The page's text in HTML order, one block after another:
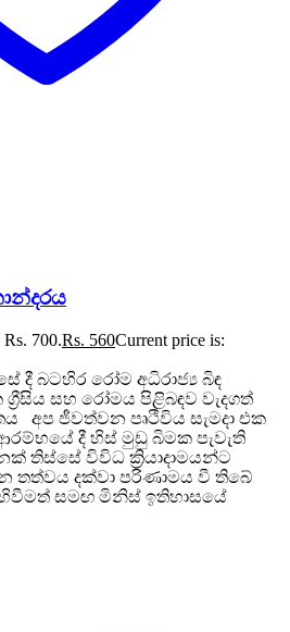
700.Rs. 560Current price is:
දී බටහිර රෝම අධිරාජ්‍ය බිඳ
සහ රෝමය පිළිබඳව වැදගත්
අප ජීවත්වන පෘථිවිය සැමදා එක
දී හිස් මුඩු බිමක පැවැති
තිස්සේ විවිධ ක්‍රියාදාමයන්ට
තත්වය දක්වා පරිණාමය වී තිබේ
සමඟ මිනිස් ඉතිහාසයේ